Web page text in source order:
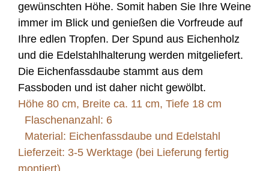
gewünschten Höhe. Somit haben Sie Ihre Weine
immer im Blick und genießen die Vorfreude auf
Ihre edlen Tropfen. Der Spund aus Eichenholz
und die Edelstahlhalterung werden mitgeliefert.
Die Eichenfassdaube stammt aus dem
Fassboden und ist daher nicht gewölbt.
Höhe 80 cm, Breite ca. 11 cm, Tiefe 18 cm
Flaschenanzahl: 6
Material: Eichenfassdaube und Edelstahl
Lieferzeit: 3-5 Werktage (bei Lieferung fertig
montiert)